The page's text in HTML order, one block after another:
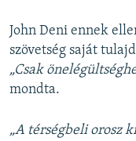
John Deni ennek
szövetség saját
„Csak
mondta.
„A térségbeli orosz